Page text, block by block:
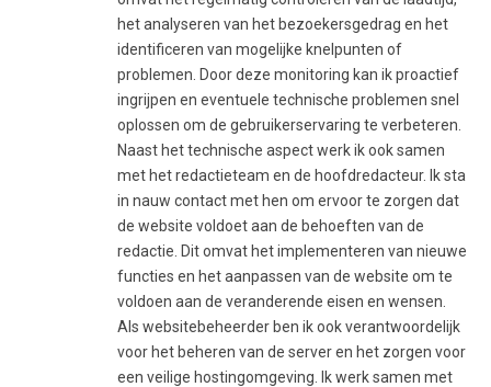
het analyseren van het bezoekersgedrag en het
identificeren van mogelijke knelpunten of
problemen. Door deze monitoring kan ik proactief
ingrijpen en eventuele technische problemen snel
oplossen om de gebruikerservaring te verbeteren.
Naast het technische aspect werk ik ook samen
met het redactieteam en de hoofdredacteur. Ik sta
in nauw contact met hen om ervoor te zorgen dat
de website voldoet aan de behoeften van de
redactie. Dit omvat het implementeren van nieuwe
functies en het aanpassen van de website om te
voldoen aan de veranderende eisen en wensen.
Als websitebeheerder ben ik ook verantwoordelijk
voor het beheren van de server en het zorgen voor
een veilige hostingomgeving. Ik werk samen met